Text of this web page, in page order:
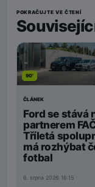
POKRAČUJTE VE ČTENÍ
90'
ČLÁNEK
Ford se stává
partnerem
Tříletá
má rozhýbat
fotbal
6. srpna 2026 16:15